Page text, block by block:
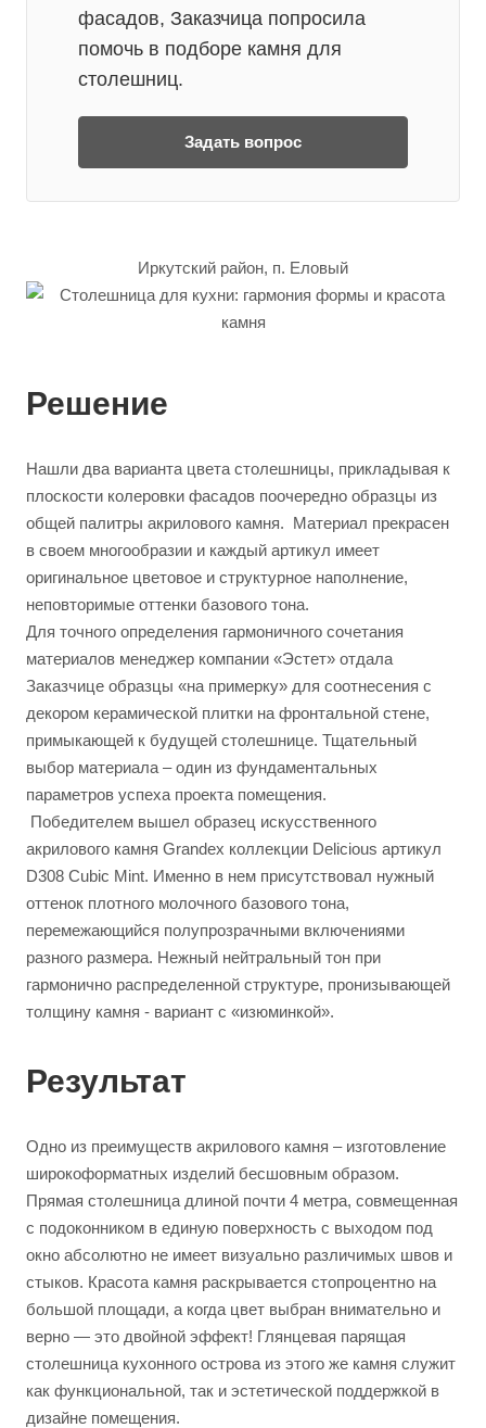
фасадов, Заказчица попросила
помочь в подборе камня для
столешниц.
Задать вопрос
Иркутский район, п. Еловый
Решение
Нашли два варианта цвета столешницы, прикладывая к
плоскости колеровки фасадов поочередно образцы из
общей палитры акрилового камня. Материал прекрасен
в своем многообразии и каждый артикул имеет
оригинальное цветовое и структурное наполнение,
неповторимые оттенки базового тона.
Для точного определения гармоничного сочетания
материалов менеджер компании «Эстет» отдала
Заказчице образцы «на примерку» для соотнесения с
декором керамической плитки на фронтальной стене,
примыкающей к будущей столешнице. Тщательный
выбор материала – один из фундаментальных
параметров успеха проекта помещения.
Победителем вышел образец искусственного
акрилового камня Grandex коллекции Delicious артикул
D308 Cubic Mint. Именно в нем присутствовал нужный
оттенок плотного молочного базового тона,
перемежающийся полупрозрачными включениями
разного размера. Нежный нейтральный тон при
гармонично распределенной структуре, пронизывающей
толщину камня - вариант с «изюминкой».
Результат
Одно из преимуществ акрилового камня – изготовление
широкоформатных изделий бесшовным образом.
Прямая столешница длиной почти 4 метра, совмещенная
с подоконником в единую поверхность с выходом под
окно абсолютно не имеет визуально различимых швов и
стыков. Красота камня раскрывается стопроцентно на
большой площади, а когда цвет выбран внимательно и
верно — это двойной эффект! Глянцевая парящая
столешница кухонного острова из этого же камня служит
как функциональной, так и эстетической поддержкой в
дизайне помещения.